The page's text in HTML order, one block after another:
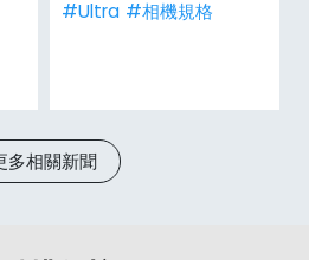
#Ultra #相機規格
多相關新聞